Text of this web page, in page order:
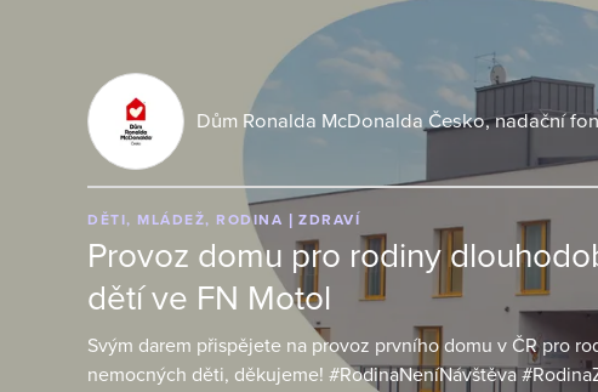
Dům Ronalda McDonalda Česko, nadační
DĚTI, MLÁDEŽ, RODINA ZDRAVÍ
Provoz domu pro rodiny
dětí ve FN Motol
Svým darem přispějete na provoz prvního domu v ČR pro
nemocných děti, děkujeme! #RodinaNeníNávštěva